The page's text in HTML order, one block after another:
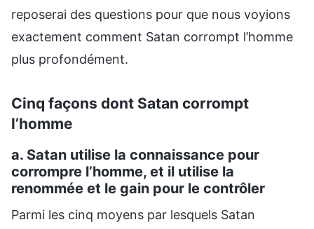
reposerai des questions pour que nous voyions
exactement comment Satan corrompt l’homme
plus profondément.
Cinq façons dont Satan corrompt
l’homme
a. Satan utilise la connaissance pour
corrompre l’homme, et il utilise la
renommée et le gain pour le contrôler
Parmi les cinq moyens par lesquels Satan